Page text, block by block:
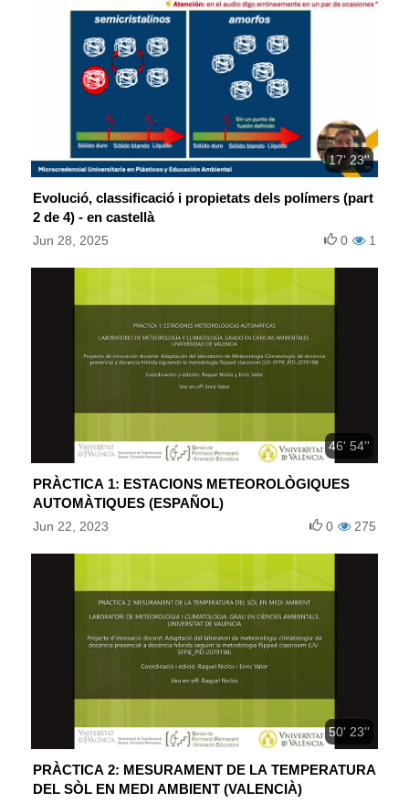
17' 23''
Evolució, classificació i propietats dels polímers (part
2 de 4) - en castellà
Jun 28, 2025 1
0
46' 54''
PRÀCTICA 1: ESTACIONS METEOROLÒGIQUES
AUTOMÀTIQUES (ESPAÑOL)
Jun 22, 2023 275
0
50' 23''
PRÀCTICA 2: MESURAMENT DE LA TEMPERATURA
DEL SÒL EN MEDI AMBIENT (VALENCIÀ)